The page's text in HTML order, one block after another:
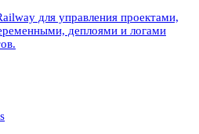
для управления проектами,
деплоями и логами